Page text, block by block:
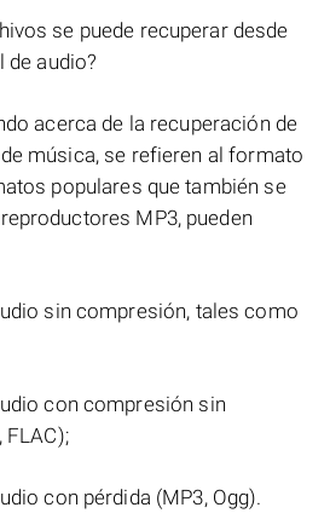
se puede recuperar desde
de audio?
acerca de la recuperación de
música, se refieren al formato
populares que también se
MP3, pueden
sin compresión, tales como
con compresión sin
FLAC);
con pérdida (MP3, Ogg).